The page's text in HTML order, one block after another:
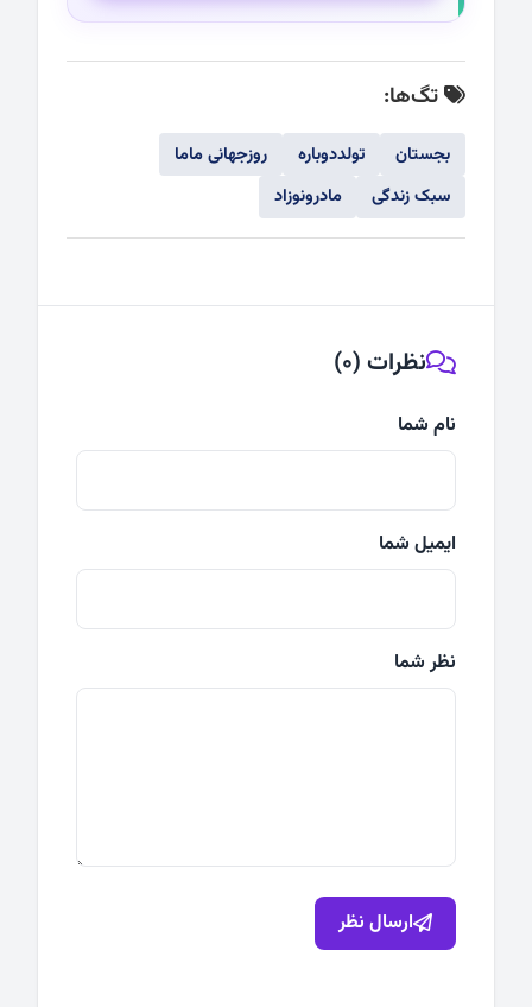
تگ‌ها:
بجستان تولددوباره
روزجهانی ماما
سبک زندگی
مادرونوزاد
نظرات (0)
نام شما
ایمیل شما
نظر شما
ارسال نظر